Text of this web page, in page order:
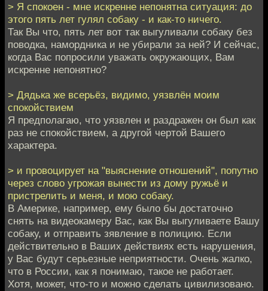
> Я спокоен - мне искренне непонятна ситуация: до
этого пять лет гулял собаку - и как-то ничего.
Так Вы что, пять лет вот так выгуливали собаку без
поводка, намордника и не убирали за ней? И сейчас,
когда Вас попросили уважать окружающих, Вам
искренне непонятно?
> Дядька же всерьёз, видимо, уязвлён моим
спокойствием
Я предполагаю, что уязвлен и раздражен он был как
раз не спокойствием, а другой чертой Вашего
характера.
> и провоцирует на "выяснение отношений", попутно
через слово угрожая вынести из дому ружьё и
пристрелить и меня, и мою собаку.
В Америке, например, ему было бы достаточно
снять на видеокамеру Вас, как Вы выгуливаете Вашу
собаку, и отправить зявление в полицию. Если
действительно в Ваших действиях есть нарушения,
у Вас будут серьезные неприятности. Очень жалко,
что в России, как я понимаю, такое не работает.
Хотя, может, что-то и можно сделать цивилизовано.